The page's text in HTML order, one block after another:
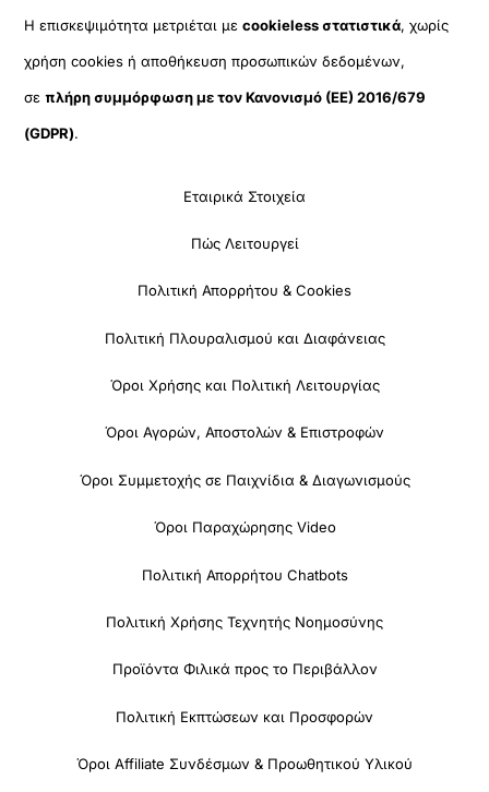
Η επισκεψιμότητα μετριέται μεcookieless στατιστικά, χωρίς
χρήση cookies ή αποθήκευση προσωπικών δεδομένων,
σεπλήρη συμμόρφωση με τον Κανονισμό (ΕΕ) 2016/679
(GDPR).
Εταιρικά Στοιχεία
Πώς Λειτουργεί
Πολιτική Απορρήτου & Cookies
Πολιτική Πλουραλισμού και Διαφάνειας
Όροι Χρήσης και Πολιτική Λειτουργίας
Όροι Αγορών, Αποστολών & Επιστροφών
Όροι Συμμετοχής σε Παιχνίδια & Διαγωνισμούς
Όροι Παραχώρησης Video
Πολιτική Απορρήτου Chatbots
Πολιτική Χρήσης Τεχνητής Νοημοσύνης
Προϊόντα Φιλικά προς το Περιβάλλον
Πολιτική Εκπτώσεων και Προσφορών
Όροι Affiliate Συνδέσμων & Προωθητικού Υλικού